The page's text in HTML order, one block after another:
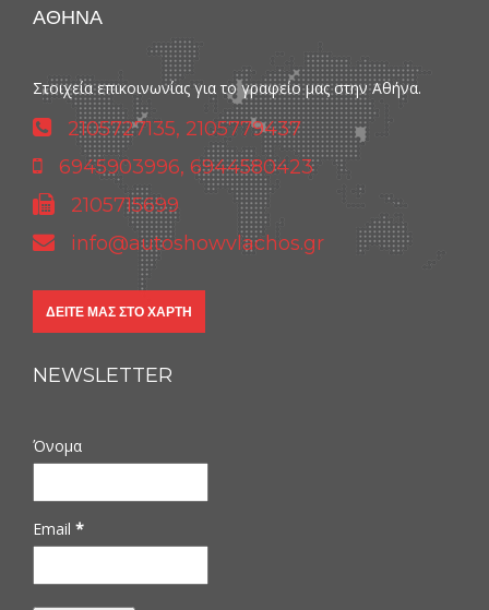
ΑΘΗΝΑ
Στοιχεία επικοινωνίας για το γραφείο μας στην Αθήνα.
2105727135, 2105779437
6945903996, 6944580423
2105715699
info@autoshowvlachos.gr
ΔΕΊΤΕ ΜΑΣ ΣΤΟ ΧΆΡΤΗ
NEWSLETTER
Όνομα
Email *